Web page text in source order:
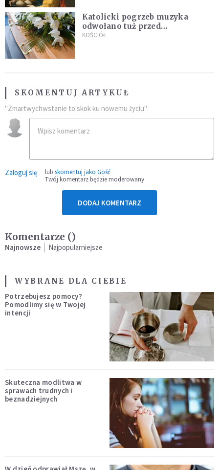
Katolicki pogrzeb muzyka
odwołano tuż przed
uroczystością. Powodem była
KOŚCIÓŁ
SKOMENTUJ ARTYKUŁ
"Zmartwychwstanie to skok ku nowemu życiu"
Zaloguj się lub skomentuj jako Gość
Twój komentarz będzie moderowany
DODAJ KOMENTARZ
Komentarze ()
Najnowsze Najpopularniejsze
WYBRANE DLA CIEBIE
Potrzebujesz pomocy?
Pomodlimy się w Twojej
intencji
Skuteczna modlitwa w
sprawach trudnych i
beznadziejnych